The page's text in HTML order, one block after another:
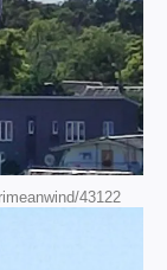
43122